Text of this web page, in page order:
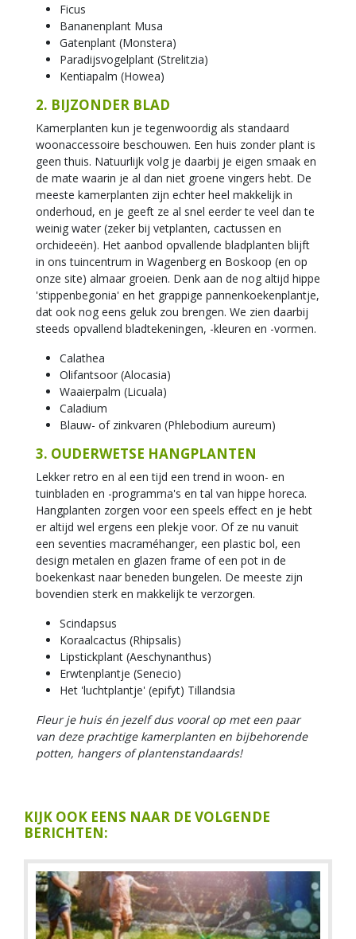
Ficus
Bananenplant Musa
Gatenplant (Monstera)
Paradijsvogelplant (Strelitzia)
Kentiapalm (Howea)
2. BIJZONDER BLAD
Kamerplanten kun je tegenwoordig als standaard
woonaccessoire beschouwen. Een huis zonder plant is
geen thuis. Natuurlijk volg je daarbij je eigen smaak en
de mate waarin je al dan niet groene vingers hebt. De
meeste kamerplanten zijn echter heel makkelijk in
onderhoud, en je geeft ze al snel eerder te veel dan te
weinig water (zeker bij vetplanten, cactussen en
orchideeën). Het aanbod opvallende bladplanten blijft
in ons tuincentrum in Wagenberg en Boskoop (en op
onze site) almaar groeien. Denk aan de nog altijd hippe
'stippenbegonia' en het grappige pannenkoekenplantje,
dat ook nog eens geluk zou brengen. We zien daarbij
steeds opvallend bladtekeningen, -kleuren en -vormen.
Calathea
Olifantsoor (Alocasia)
Waaierpalm (Licuala)
Caladium
Blauw- of zinkvaren (Phlebodium aureum)
3. OUDERWETSE HANGPLANTEN
Lekker retro en al een tijd een trend in woon- en
tuinbladen en -programma's en tal van hippe horeca.
Hangplanten zorgen voor een speels effect en je hebt
er altijd wel ergens een plekje voor. Of ze nu vanuit
een seventies macraméhanger, een plastic bol, een
design metalen en glazen frame of een pot in de
boekenkast naar beneden bungelen. De meeste zijn
bovendien sterk en makkelijk te verzorgen.
Scindapsus
Koraalcactus (Rhipsalis)
Lipstickplant (Aeschynanthus)
Erwtenplantje (Senecio)
Het 'luchtplantje' (epifyt) Tillandsia
Fleur je huis én jezelf dus vooral op met een paar
van deze prachtige kamerplanten en bijbehorende
potten, hangers of plantenstandaards!
KIJK OOK EENS NAAR DE VOLGENDE
BERICHTEN: